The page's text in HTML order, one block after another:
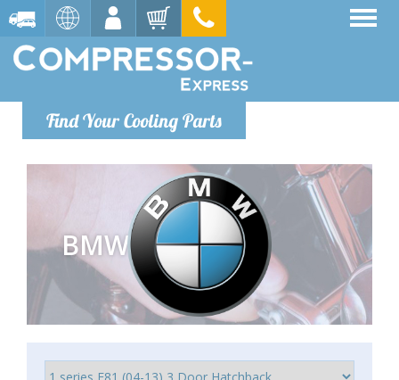
Find Your Cooling Parts
BMW